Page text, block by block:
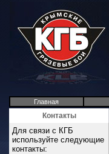
Главная
Контакты
Для связи с КГБ
используйте следующие
контакты: